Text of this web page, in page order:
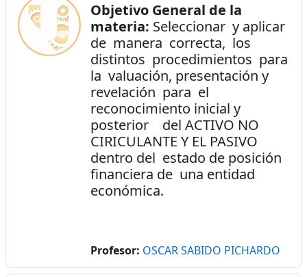
Objetivo General de la
materia: Seleccionar y aplicar
de manera correcta, los
distintos procedimientos para
la valuación, presentación y
revelación para el
reconocimiento inicial y
posterior del ACTIVO NO
CIRICULANTE Y EL PASIVO
dentro del estado de posición
financiera de una entidad
económica.
Profesor: OSCAR SABIDO PICHARDO